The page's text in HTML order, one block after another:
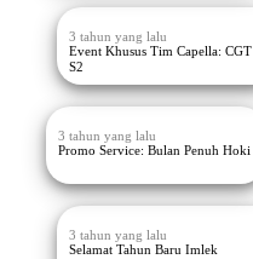
3 tahun yang lalu
Event Khusus Tim Capella: CGT
S2
3 tahun yang lalu
Promo Service: Bulan Penuh Hoki
3 tahun yang lalu
Selamat Tahun Baru Imlek